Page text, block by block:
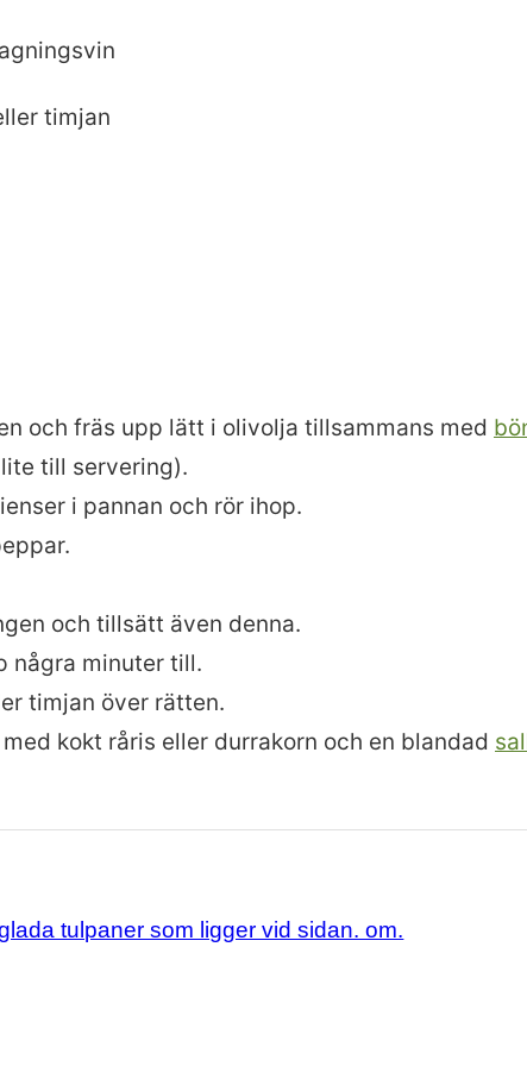
timjan
och fräs upp lätt i olivolja tillsammans med
till servering).
i pannan och rör ihop.
och tillsätt även denna.
några minuter till.
timjan över rätten.
kokt råris eller durrakorn och en blandad